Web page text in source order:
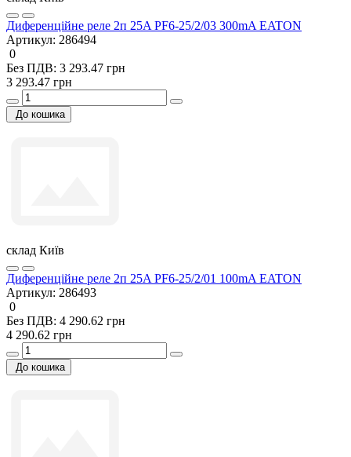
Диференційне реле 2п 25A PF6-25/2/03 300mA EATON
Артикул: 286494
0
Без ПДВ: 3 293.47 грн
3 293.47 грн
До кошика
склад Київ
Диференційне реле 2п 25A PF6-25/2/01 100mA EATON
Артикул: 286493
0
Без ПДВ: 4 290.62 грн
4 290.62 грн
До кошика